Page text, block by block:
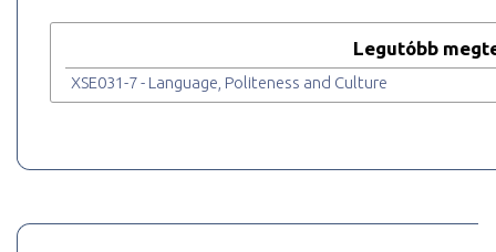
Legutóbb
XSE031-7 - Language, Politeness and Culture